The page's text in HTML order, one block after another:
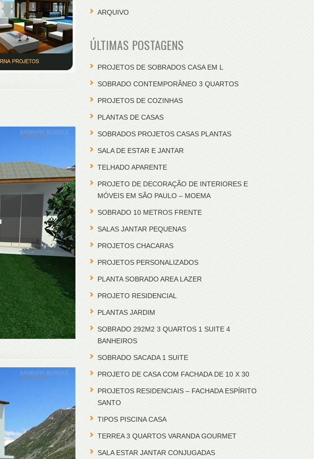
ARQUIVO
ÚLTIMAS POSTAGENS
PROJETOS DE SOBRADOS CASA EM L
SOBRADO CONTEMPORÂNEO 3 QUARTOS
PROJETOS DE COZINHAS
PLANTAS DE CASAS
SOBRADOS PROJETOS CASAS PLANTAS
SALA DE ESTAR E JANTAR
TELHADO APARENTE
PROJETO DE DECORAÇÃO DE INTERIORES E
MÓVEIS EM SÃO PAULO – MOEMA
SOBRADO 10 METROS FRENTE
SALAS JANTAR PEQUENAS
PROJETOS CHACARAS
PROJETOS PERSONALIZADOS
PLANTA SOBRADO AREA LAZER
PROJETO RESIDENCIAL
PLANTAS JARDIM
SOBRADO 292M2 3 QUARTOS 1 SUITE 4
BANHEIROS
SOBRADO SACADA 1 SUITE
PROJETO DE CASA COM FACHADA DE 10 X 30
PROJETOS RESIDENCIAIS – FACHADA ESPÍRITO
SANTO
TIPOS PISCINA CASA
TERREA 3 QUARTOS VARANDA GOURMET
SALA ESTAR JANTAR CONJUGADAS